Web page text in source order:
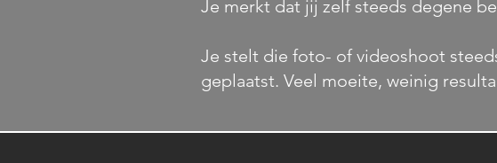
Je merkt dat jij zelf steeds degene
Je stelt die foto- of videoshoot
geplaatst. Veel moeite, weinig